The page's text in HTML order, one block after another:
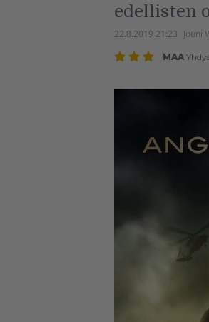
edellisten
22.8.2019 21:23 Jouni
MAA